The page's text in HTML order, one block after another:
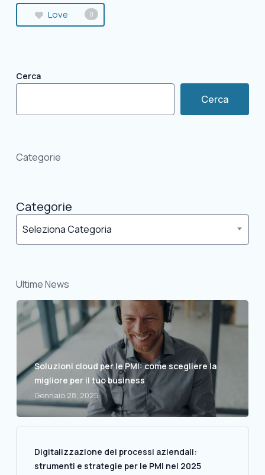
Love 0
Cerca
Cerca
Categorie
Categorie
Seleziona Categoria
Ultime News
Soluzioni cloud per le PMI: come scegliere la
migliore per il tuo business
Gennaio 28, 2025
Digitalizzazione dei processi aziendali:
strumenti e strategie per le PMI nel 2025